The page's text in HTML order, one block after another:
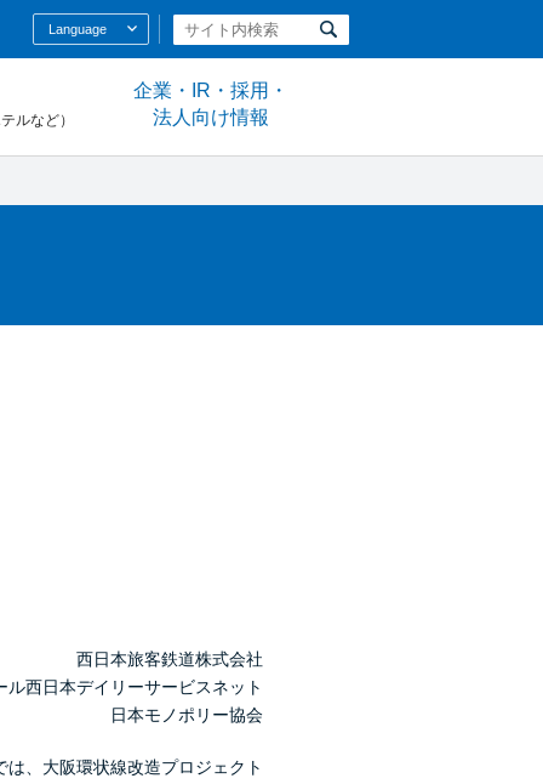
Language
ルなど）
企業・IR・採用・
法人向け情報
西日本旅客鉄道株式会社
ル西日本デイリーサービスネット
日本モノポリー協会
、大阪環状線改造プロジェクト